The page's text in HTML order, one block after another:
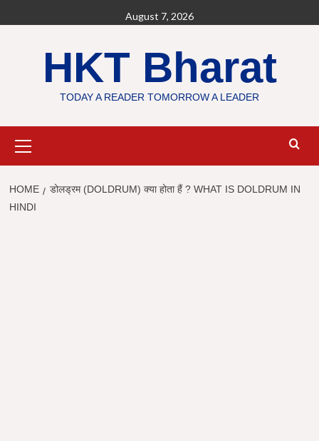
to
August 7, 2026
HKT Bharat
TODAY A READER TOMORROW A LEADER
Menu
HOME
डोलड्रम (DOLDRUM) क्या होता हैं ? WHAT IS DOLDRUM IN
HINDI